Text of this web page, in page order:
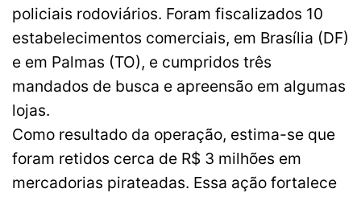
policiais rodoviários. Foram fiscalizados 10
estabelecimentos comerciais, em Brasília (DF)
e em Palmas (TO), e cumpridos três
mandados de busca e apreensão em algumas
lojas.
Como resultado da operação, estima-se que
foram retidos cerca de R$ 3 milhões em
mercadorias pirateadas. Essa ação fortalece